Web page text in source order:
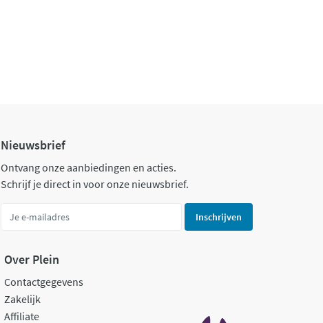
Nieuwsbrief
Ontvang onze aanbiedingen en acties.
Schrijf je direct in voor onze nieuwsbrief.
Inschrijven
Over Plein
Contactgegevens
Zakelijk
Affiliate